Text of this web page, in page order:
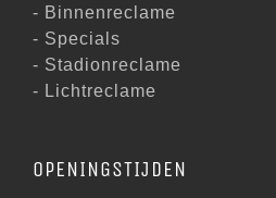
- Binnenreclame
- Specials
- Stadionreclame
- Lichtreclame
OPENINGSTIJDEN